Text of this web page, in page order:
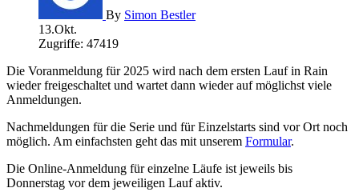
By Simon Bestler
13.Okt.
Zugriffe: 47419
Die Voranmeldung für 2025 wird nach dem ersten Lauf in Rain
wieder freigeschaltet und wartet dann wieder auf möglichst viele
Anmeldungen.
Nachmeldungen für die Serie und für Einzelstarts sind vor Ort noch
möglich. Am einfachsten geht das mit unserem Formular.
Die Online-Anmeldung für einzelne Läufe ist jeweils bis
Donnerstag vor dem jeweiligen Lauf aktiv.